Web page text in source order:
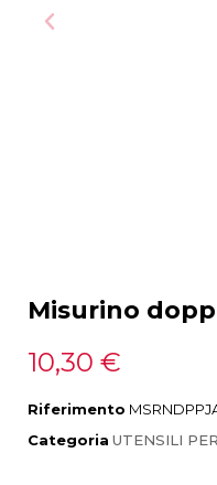
Misurino
10,30 €
Riferimento
Categoria UTENSILI